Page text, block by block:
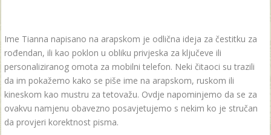
Ime Tianna napisano na arapskom je odlična ideja za čestitku za
rođendan, ili kao poklon u obliku privjeska za ključeve ili
personaliziranog omota za mobilni telefon. Neki čitaoci su trazili
da im pokažemo kako se piše ime na arapskom, ruskom ili
kineskom kao mustru za tetovažu. Ovdje napominjemo da se za
ovakvu namjenu obavezno posavjetujemo s nekim ko je stručan
da provjeri korektnost pisma.